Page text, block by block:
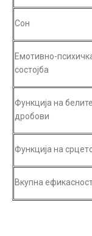
Сон
Емотивно-
состојба
Функција на белите
дробови
Функција на
Вкупна